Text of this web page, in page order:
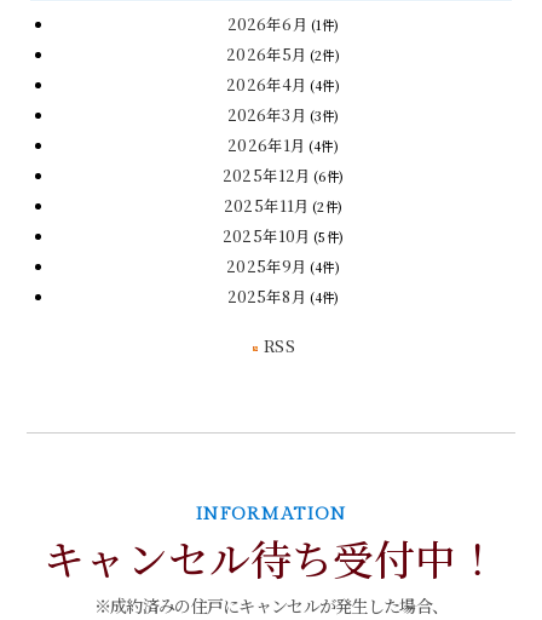
2026年6月 (1件)
2026年5月 (2件)
2026年4月 (4件)
2026年3月 (3件)
2026年1月 (4件)
2025年12月 (6件)
2025年11月 (2件)
2025年10月 (5件)
2025年9月 (4件)
2025年8月 (4件)
RSS
INFORMATION
キャンセル待ち受付中！
※成約済みの住戸にキャンセルが発生した場合、